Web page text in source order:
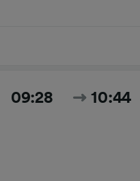
09:28 10:44